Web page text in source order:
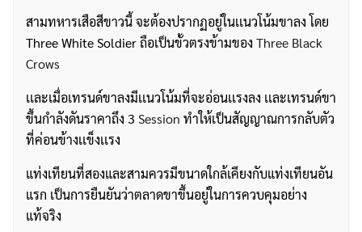
สามทหารเสือสีขาวนี้ จะต้องปรากฏอยู่ในเเนวโน้มขาลง โดย
Three White Soldier ถือเป็นขั้วตรงข้ามของ Three Black
Crows
เเละเมื่อเทรนด์ขาลงมีเเนวโน้มที่จะอ่อนเเรงลง เเละเทรนด์ขา
ขึ้นกำลังดันราคาถึง 3 Session ทำให้เป็นสัญญาณการกลับตัว
ที่ค่อนข้างเเข็งเเรง
แท่งเทียนที่สองและสามควรมีขนาดใกล้เคียงกับแท่งเทียนอัน
แรก เป็นการยืนยันว่าตลาดขาขึ้นอยู่ในการควบคุมอย่าง
แท้จริง